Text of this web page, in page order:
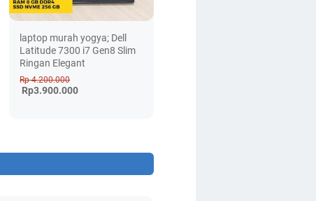
laptop murah yogya; Dell
Latitude 7300 i7 Gen8 Slim
Ringan Elegant
Rp 4.200.000
Rp3.900.000